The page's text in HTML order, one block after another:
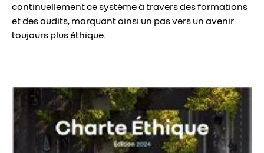
continuellement ce système à travers des formations
et des audits, marquant ainsi un pas vers un avenir
toujours plus éthique.